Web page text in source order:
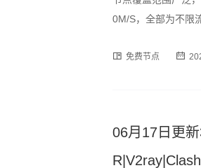
0M/S，全部为不限
订阅格式，用户可通
免费节点
06月17日更